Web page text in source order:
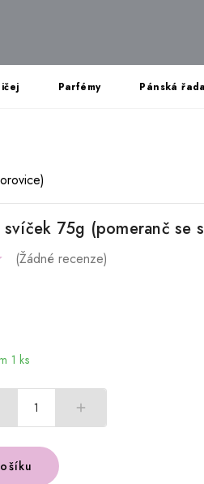
Parfémy Pánská řada
svíček 75g (pomeranč se
(Žádné recenze)
1 ks
1